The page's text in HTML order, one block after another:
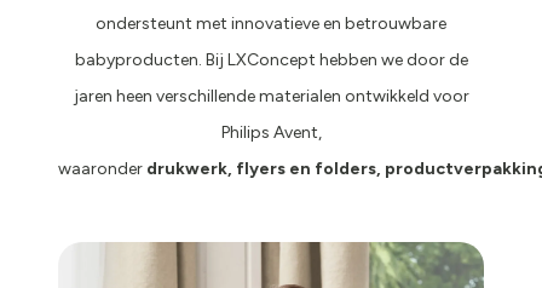
ondersteunt met innovatieve en betrouwbare
babyproducten. Bij LXConcept hebben we door de
jaren heen verschillende materialen ontwikkeld voor
Philips Avent,
waaronder drukwerk, flyers en folders,